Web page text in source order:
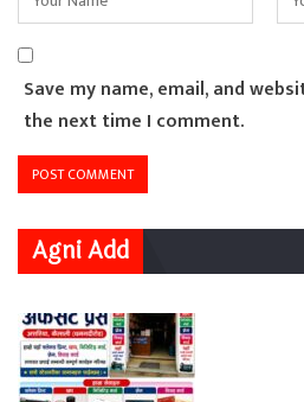
Save my name, email, and
the next time I comment.
Agni Add